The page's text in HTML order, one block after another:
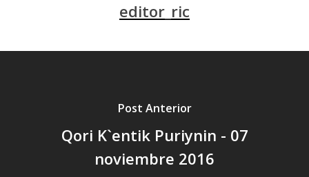
editor_ric
Post Anterior
Qori K`entik Puriynin - 07
noviembre 2016